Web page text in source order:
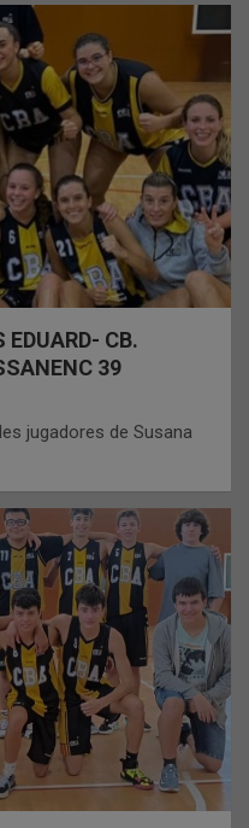
EDUARD- CB.
39
jugadores de Susana